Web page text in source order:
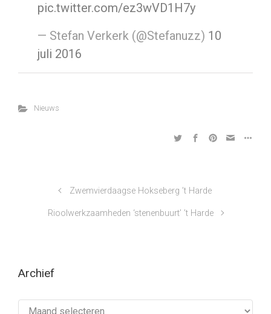
pic.twitter.com/ez3wVD1H7y
— Stefan Verkerk (@Stefanuzz) 10
juli 2016
Nieuws
Zwemvierdaagse Hokseberg ’t Harde
Rioolwerkzaamheden ‘stenenbuurt’ ’t Harde
Archief